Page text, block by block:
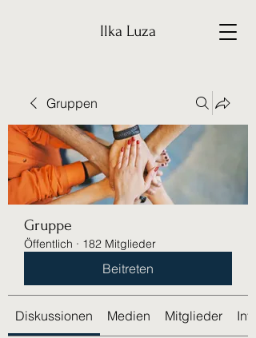
Ilka Luza
Gruppen
Gruppe
Öffentlich · 182 Mitglieder
Beitreten
Diskussionen Medien Mitglieder Info